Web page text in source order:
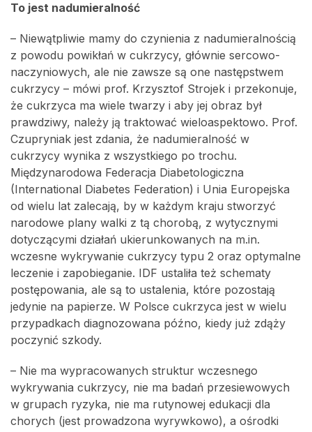
To jest nadumieralność
– Niewątpliwie mamy do czynienia z nadumieralnością
z powodu powikłań w cukrzycy, głównie sercowo-
naczyniowych, ale nie zawsze są one następstwem
cukrzycy – mówi prof. Krzysztof Strojek i przekonuje,
że cukrzyca ma wiele twarzy i aby jej obraz był
prawdziwy, należy ją traktować wieloaspektowo. Prof.
Czupryniak jest zdania, że nadumieralność w
cukrzycy wynika z wszystkiego po trochu.
Międzynarodowa Federacja Diabetologiczna
(International Diabetes Federation) i Unia Europejska
od wielu lat zalecają, by w każdym kraju stworzyć
narodowe plany walki z tą chorobą, z wytycznymi
dotyczącymi działań ukierunkowanych na m.in.
wczesne wykrywanie cukrzycy typu 2 oraz optymalne
leczenie i zapobieganie. IDF ustaliła też schematy
postępowania, ale są to ustalenia, które pozostają
jedynie na papierze. W Polsce cukrzyca jest w wielu
przypadkach diagnozowana późno, kiedy już zdąży
poczynić szkody.
– Nie ma wypracowanych struktur wczesnego
wykrywania cukrzycy, nie ma badań przesiewowych
w grupach ryzyka, nie ma rutynowej edukacji dla
chorych (jest prowadzona wyrywkowo), a ośrodki